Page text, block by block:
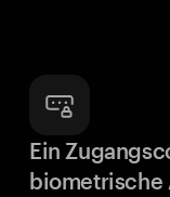
Ein
biometrische